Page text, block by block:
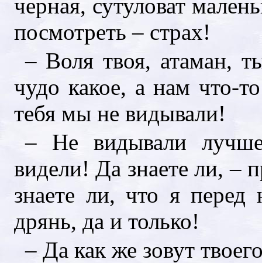
черная, сутуловат
посмотреть – страх!
– Воля твоя, атаман,
чудо какое, а нам что-
тебя мы не видывали!
– Не видывали
видели! Да знаете ли, –
знаете ли, что я
дрянь, да и только!
– Да как же зовут